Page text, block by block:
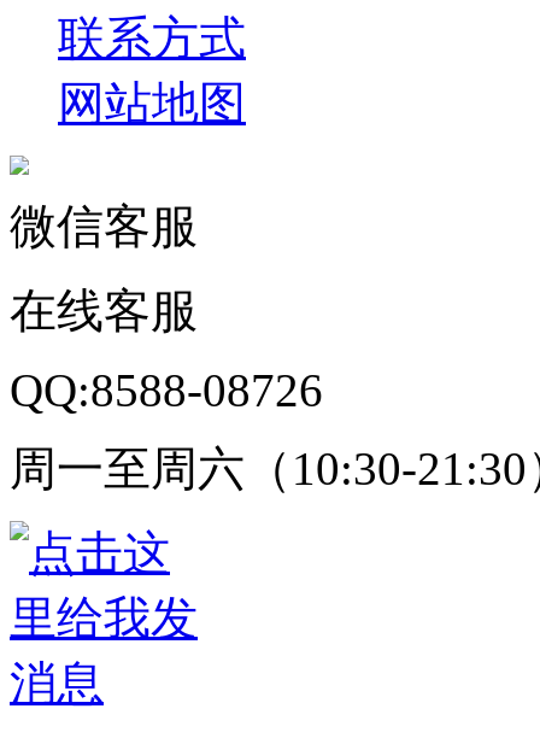
联系方式
网站地图
微信客服
在线客服
QQ:8588-08726
周一至周六（10:30-21:30